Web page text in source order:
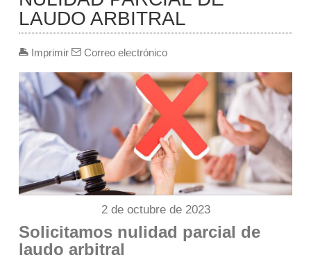
LAUDO ARBITRAL
Imprimir Correo electrónico
2 de octubre de 2023
Solicitamos nulidad parcial de
laudo arbitral